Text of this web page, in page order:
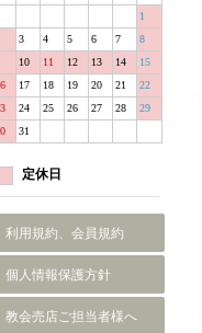
1
3 4 5 6 7
8
10 11 12 13 14
15
17 18 19 20 21
22
24 25 26 27 28
29
31
定休日
利用規約、会員規約
個人情報保護方針
教会売店ご担当者様へ